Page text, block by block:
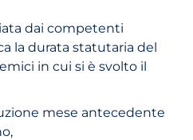
dai competenti
la durata statutaria del
in cui si è svolto il
mese antecedente